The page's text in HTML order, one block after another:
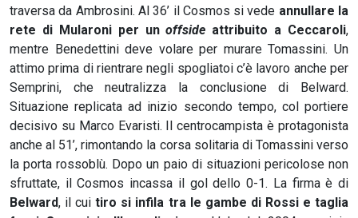
traversa da Ambrosini. Al 36’ il Cosmos si vede annullare la
rete di Mularoni per unoffside attribuito a Ceccaroli,
mentre Benedettini deve volare per murare Tomassini. Un
attimo prima di rientrare negli spogliatoi c’è lavoro anche per
Semprini, che neutralizza la conclusione di Belward.
Situazione replicata ad inizio secondo tempo, col portiere
decisivo su Marco Evaristi. Il centrocampista è protagonista
anche al 51’, rimontando la corsa solitaria di Tomassini verso
la porta rossoblù. Dopo un paio di situazioni pericolose non
sfruttate, il Cosmos incassa il gol dello 0-1. La firma è di
Belward, il cuitiro si infila tra le gambe di Rossi e taglia